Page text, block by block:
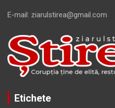
E-mail: ziarulstirea@gmail.com
Etichete